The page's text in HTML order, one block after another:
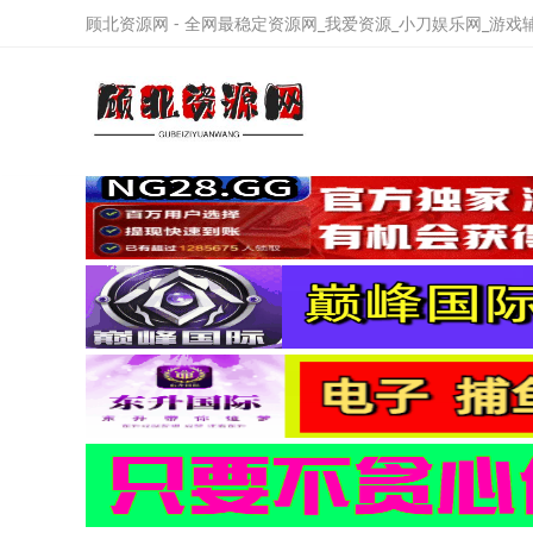
顾北资源网 - 全网最稳定资源网_我爱资源_小刀娱乐网_游戏